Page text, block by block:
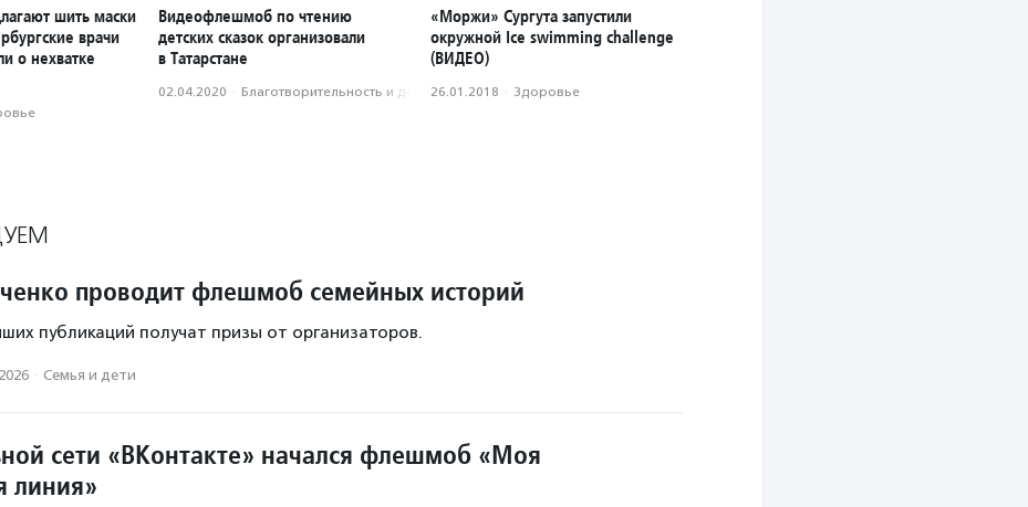
шить маски
врачи
о нехватке
Видеофлешмоб по чтению
детских сказок организовали
в Татарстане
02.04.2020 · Благотвори­тель­ность и доброволь­чест­во
«Моржи» Сургута запустили
окружной Ice swimming challenge
(ВИДЕО)
26.01.2018 · Здоровье
проводит флешмоб семейных историй
публикаций получат призы от организаторов.
· Семья и дети
сети «ВКонтакте» начался флешмоб «Моя
линия»